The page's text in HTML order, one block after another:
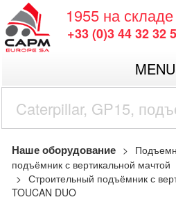
1955 на складе
+33 (0)3 44 32 32
MENU
Наше оборудование
подъёмник с вертикальной мачтой
Строительный подъёмник с
TOUCAN DUO